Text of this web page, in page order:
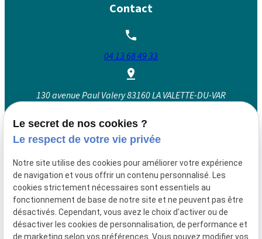
Contact
04 13 68 49 33
130 avenue Paul Valery83160 LA VALETTE-DU-VAR
Lundi au vendredi : 09:00 - 12:00 et 14:00 - 19:00
Mercredi : 09:00 - 12:00 et 14:00 - 18:00
Mentions légales
Siret :90103718400016
Le secret de nos cookies ?
Le respect de votre vie privée
Notre site utilise des cookies pour améliorer votre expérience
de navigation et vous offrir un contenu personnalisé. Les
cookies strictement nécessaires sont essentiels au
fonctionnement de base de notre site et ne peuvent pas être
désactivés. Cependant, vous avez le choix d'activer ou de
désactiver les cookies de personnalisation, de performance et
de marketing selon vos préférences. Vous pouvez modifier vos